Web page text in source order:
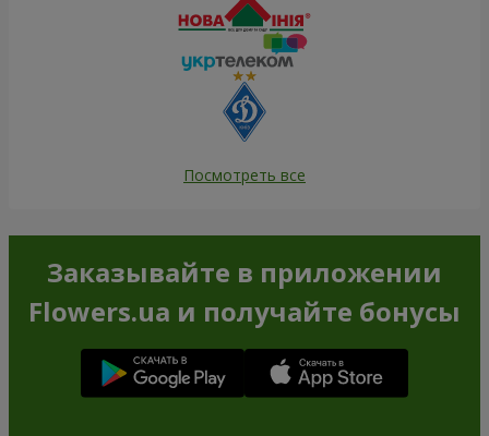
Посмотреть все
Заказывайте в приложении
Flowers.ua и получайте бонусы